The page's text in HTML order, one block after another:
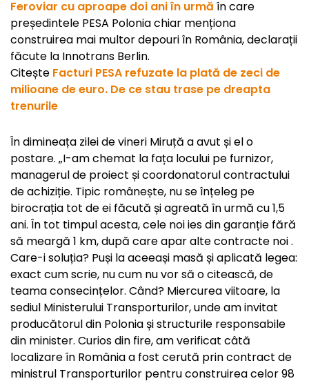
Feroviar cu aproape doi ani în urmă în care
președintele PESA Polonia chiar menționa
construirea mai multor depouri în România, declarații
făcute la Innotrans Berlin.
Citește Facturi PESA refuzate la plată de zeci de
milioane de euro. De ce stau trase pe dreapta
trenurile
În dimineața zilei de vineri Miruță a avut și el o
postare. „I-am chemat la fața locului pe furnizor,
managerul de proiect și coordonatorul contractului
de achiziție. Tipic românește, nu se înțeleg pe
birocrația tot de ei făcută și agreată în urmă cu 1,5
ani. În tot timpul acesta, cele noi ies din garanție fără
să meargă 1 km, după care apar alte contracte noi.
Care-i soluția? Puși la aceeași masă și aplicată legea:
exact cum scrie, nu cum nu vor să o citească, de
teama consecințelor. Când? Miercurea viitoare, la
sediul Ministerului Transporturilor, unde am invitat
producătorul din Polonia și structurile responsabile
din minister. Curios din fire, am verificat câtă
localizare în România a fost cerută prin contract de
ministrul Transporturilor pentru construirea celor 98